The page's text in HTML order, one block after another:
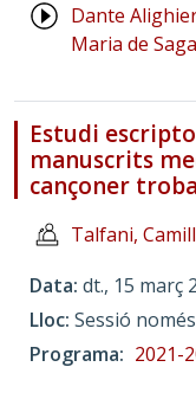
Dante
Maria de
Estudi
manuscrits
cançoner
Talfani,
Data dt., 15 març
Lloc Sessió
Programa
2021-